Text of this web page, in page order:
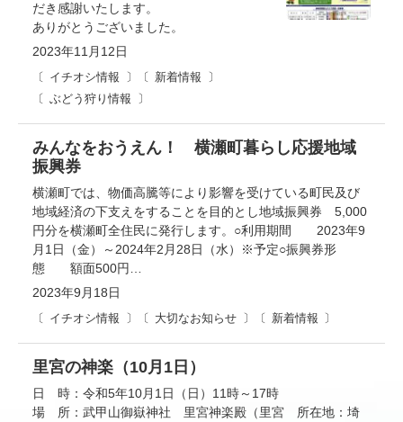
2023年11月12日
イチオシ情報
新着情報
ぶどう狩り情報
だき感謝いたします。
ありがとうございました。
2023年9月18日
イチオシ情報 大切なお知らせ 新着情報
みんなをおうえん！ 横瀬町暮らし応援地域
振興券
横瀬町では、物価高騰等により影響を受けている町民及び
地域経済の下支えをすることを目的とし地域振興券 5,000
円分を横瀬町全住民に発行します。○利用期間 2023年9
月1日（金）～2024年2月28日（水）※予定○振興券形
態 額面500円…
里宮の神楽（10月1日）
日 時：令和5年10月1日（日）11時～17時
場 所：武甲山御嶽神社 里宮神楽殿（里宮 所在地：埼